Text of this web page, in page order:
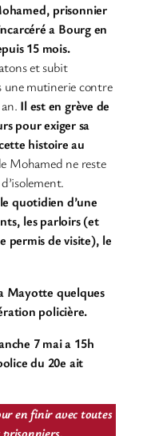
prisonnier
a Bourg en
15 mois.
et subit
une mutinerie contre
Il est en grève de
pour exiger sa
histoire au
Mohamed ne reste
quotidien d’une
les parloirs (et
permis de visite), le
Mayotte quelques
policière.
7 mai a 15h
du 20e ait
en finir avec toutes